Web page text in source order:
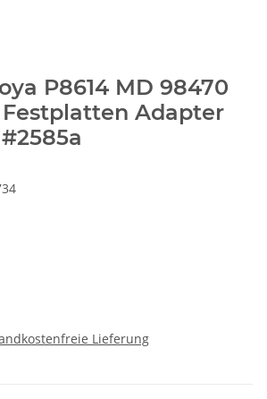
P8614 MD 98470
Festplatten Adapter
Lieferung